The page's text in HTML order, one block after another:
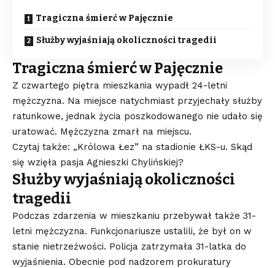
Tragiczna śmierć w Pajęcznie
Służby wyjaśniają okoliczności tragedii
Tragiczna śmierć w Pajęcznie
Z czwartego piętra mieszkania wypadł 24-letni
mężczyzna. Na miejsce natychmiast przyjechały służby
ratunkowe, jednak życia poszkodowanego nie udało się
uratować. Mężczyzna zmarł na miejscu.
Czytaj także: „Królowa Łez” na stadionie ŁKS-u. Skąd
się wzięła pasja Agnieszki Chylińskiej?
Służby wyjaśniają okoliczności
tragedii
Podczas zdarzenia w mieszkaniu przebywał także 31-
letni mężczyzna. Funkcjonariusze ustalili, że był on w
stanie nietrzeźwości. Policja zatrzymała 31-latka do
wyjaśnienia. Obecnie pod nadzorem prokuratury